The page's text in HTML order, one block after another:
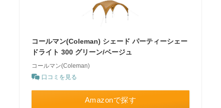
コールマン(Coleman) シェード パーティーシェー
ドライト 300 グリーン/ベージュ
コールマン(Coleman)
口コミを見る
Amazonで探す